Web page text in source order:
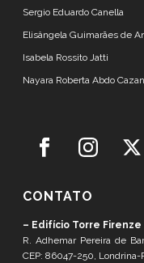
Sergio Eduardo Canella
Elisângela Guimarães de
Isabela Rossito Jatti
Nayara Roberta Abdo
CONTATO
– Edifício Torre Firenze
R. Adhemar Pereira de
CEP: 86047-250, Londrina-